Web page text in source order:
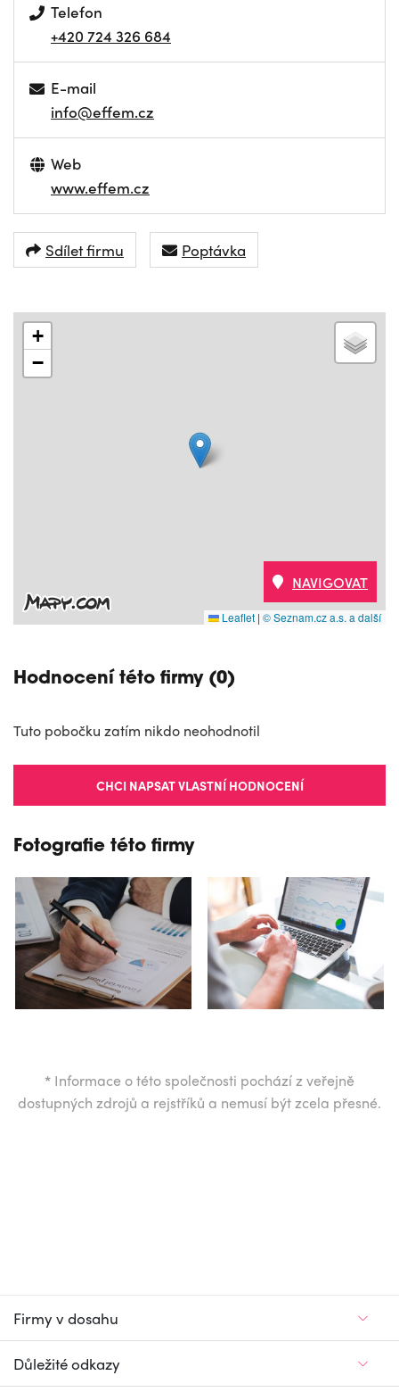
Telefon
+420 724 326 684
E-mail
info@effem.cz
Web
www.effem.cz
Sdílet firmu Poptávka
+
−
Leaflet | © Seznam.cz a.s. a další
NAVIGOVAT
Hodnocení této firmy (0)
Tuto pobočku zatím nikdo neohodnotil
CHCI NAPSAT VLASTNÍ HODNOCENÍ
Fotografie této firmy
* Informace o této společnosti pochází z veřejně
dostupných zdrojů a rejstříků a nemusí být zcela přesné.
Firmy v dosahu
Důležité odkazy